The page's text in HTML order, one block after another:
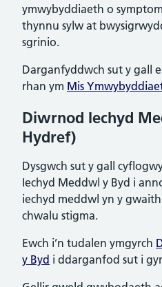
ymwybyddiaeth o
thynnu sylw at
sgrinio.
Darganfyddwch sut y gall
rhan ym Mis
Diwrnod Iechyd
Hydref)
Dysgwch sut y gall
Iechyd Meddwl y Byd i
iechyd meddwl yn y
chwalu stigma.
Ewch i’n tudalen ymgyrch
y Byd i ddarganfod sut i